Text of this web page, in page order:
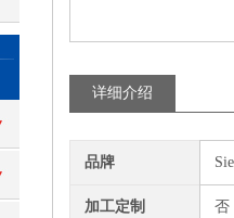
详细介绍
品牌
加工定制 否